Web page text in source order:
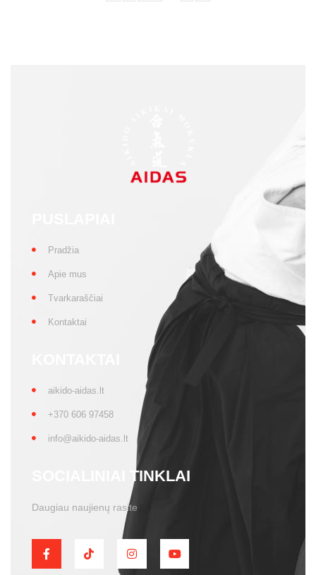
Pradžia
Apie mus
Tvarkaraščiai
Kontaktai
aikido-aidas.lt
+370 606 97458
info@aikido-aidas.lt
SOCIALINIAI TINKLAI
Daugiau naujienų rasite